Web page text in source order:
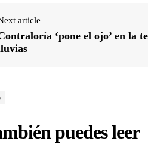
article
‘pone el ojo’ en la
puedes leer